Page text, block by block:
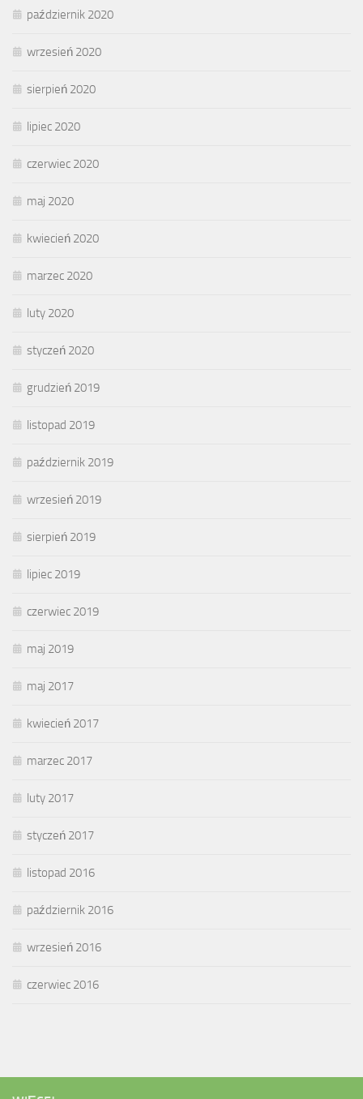
październik 2020
wrzesień 2020
sierpień 2020
lipiec 2020
czerwiec 2020
maj 2020
kwiecień 2020
marzec 2020
luty 2020
styczeń 2020
grudzień 2019
listopad 2019
październik 2019
wrzesień 2019
sierpień 2019
lipiec 2019
czerwiec 2019
maj 2019
maj 2017
kwiecień 2017
marzec 2017
luty 2017
styczeń 2017
listopad 2016
październik 2016
wrzesień 2016
czerwiec 2016